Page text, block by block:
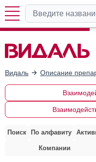
Видаль Описание
Поиск По алфавиту
Компании